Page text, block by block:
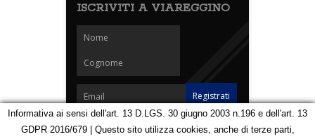
ISCRIVITI A VIAREGGINO
Informativa ai sensi dell'art. 13 D.LGS. 30 giugno 2003 n.196 e dell'art. 13
GDPR 2016/679 | Questo sito utilizza cookies, anche di terze parti,